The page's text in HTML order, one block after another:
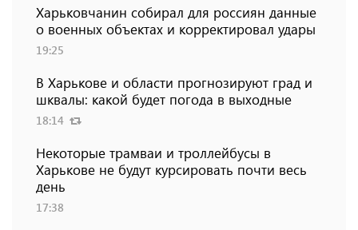
Харьковчанин собирал для россиян данные
о военных объектах и ​​корректировал удары
19:25
В Харькове и области прогнозируют град и
шквалы: какой будет погода в выходные
18:14
Некоторые трамваи и троллейбусы в
Харькове не будут курсировать почти весь
день
17:38